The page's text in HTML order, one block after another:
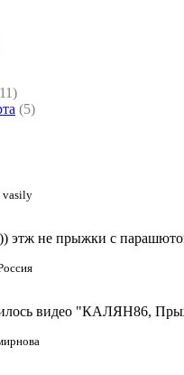
(5)
vasily
этж не прыжки с
видео "КАЛЯН86,